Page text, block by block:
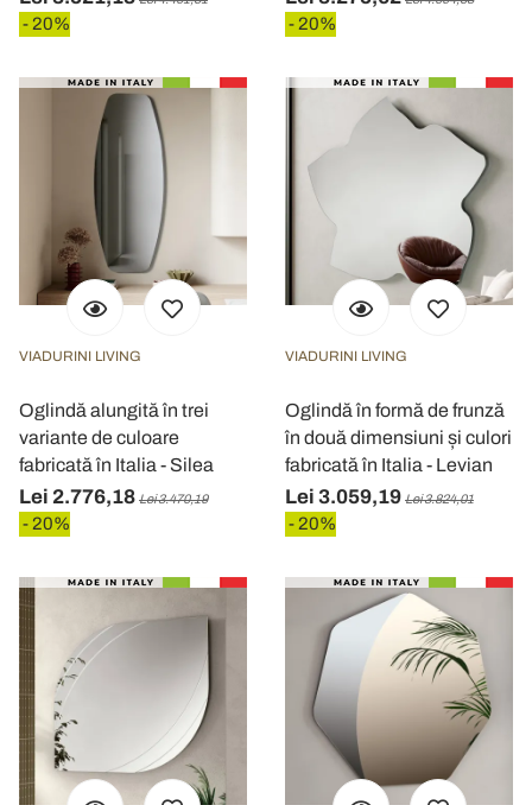
- 20% - 20%
VIADURINI LIVING
Oglindă alungită în trei
variante de culoare
fabricată în Italia - Silea
Lei 2.776,18 Lei 3.470,19
- 20%
VIADURINI LIVING
Oglindă în formă de frunză
în două dimensiuni și culori
fabricată în Italia - Levian
Lei 3.059,19 Lei 3.824,01
- 20%